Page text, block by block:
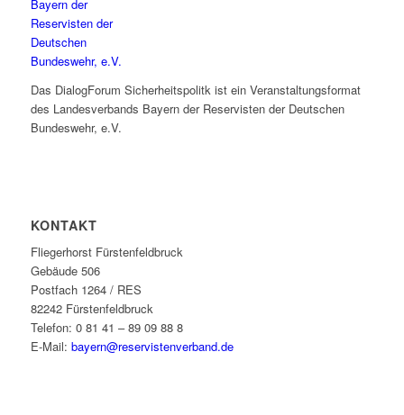
Das DialogForum Sicherheitspolitk ist ein Veranstaltungsformat
des Landesverbands Bayern der Reservisten der Deutschen
Bundeswehr, e.V.
KONTAKT
Fliegerhorst Fürstenfeldbruck
Gebäude 506
Postfach 1264 / RES
82242 Fürstenfeldbruck
Telefon: 0 81 41 – 89 09 88 8
E-Mail: bayern@reservistenverband.de